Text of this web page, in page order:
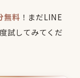
無料 ！まだLINE
試してみてくだ